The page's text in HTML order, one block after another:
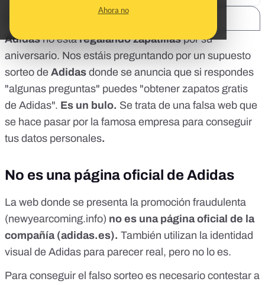
Ahora no
Adidasno estáregalando zapatillaspor su
aniversario. Nos estáis preguntando por un supuesto
sorteo de Adidas donde se anuncia que si respondes
"algunas preguntas" puedes "obtener zapatos gratis
de Adidas". Es un bulo. Se trata de una falsa web que
se hace pasar por la famosa empresa para conseguir
tus datos personales.
No es una página oficial de Adidas
La web donde se presenta la promoción fraudulenta
(newyearcoming.info) no es una página oficial de la
compañía (adidas.es). También utilizan la identidad
visual de Adidas para parecer real, pero no lo es.
Para conseguir el falso sorteo es necesario contestar a